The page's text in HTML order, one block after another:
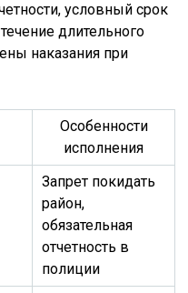
условный срок
длительного
наказания при
Особенности
исполнения
Запрет покидать
район,
обязательная
отчетность в
полиции